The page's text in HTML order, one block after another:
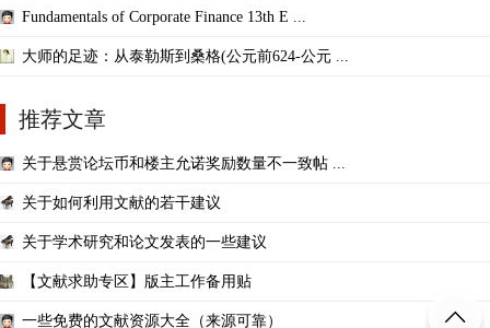
Fundamentals of Corporate Finance 13th E ...
大师的足迹：从泰勒斯到桑格(公元前624-公元 ...
推荐文章
关于悬赏论坛币和楼主允诺奖励数量不一致帖 ...
关于如何利用文献的若干建议
关于学术研究和论文发表的一些建议
【文献求助专区】版主工作备用贴
一些免费的文献资源大全（来源可靠）